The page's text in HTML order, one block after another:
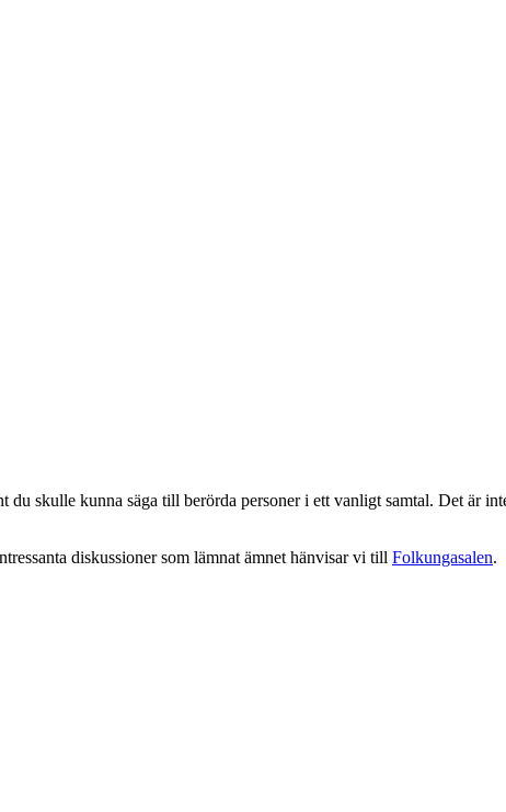
skulle kunna säga till berörda personer i ett vanligt samtal. Det är
diskussioner som lämnat ämnet hänvisar vi till Folkungasalen.